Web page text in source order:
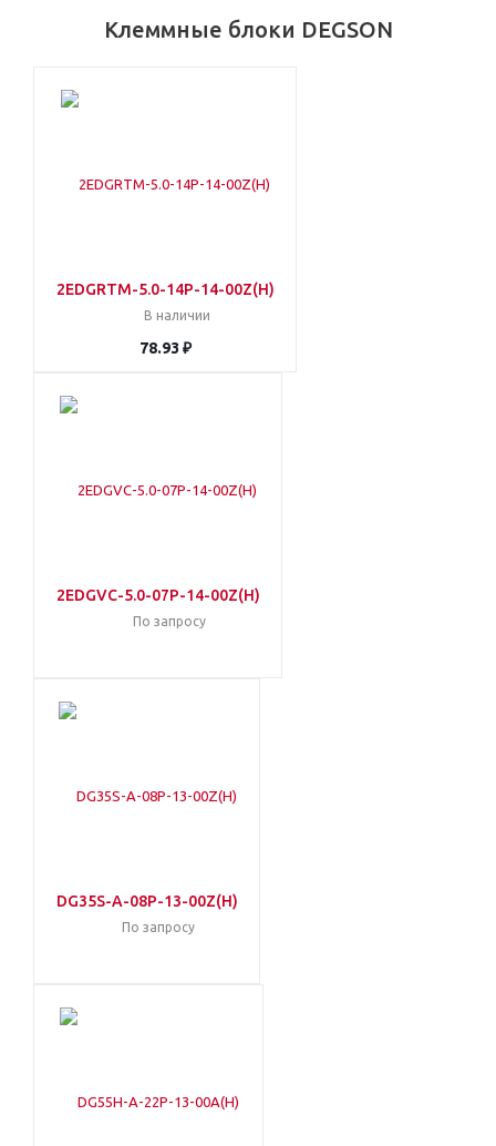
Клеммные блоки DEGSON
2EDGRTM-5.0-14P-14-00Z(H)
В наличии
78.93 ₽
2EDGVC-5.0-07P-14-00Z(H)
По запросу
DG35S-A-08P-13-00Z(H)
По запросу